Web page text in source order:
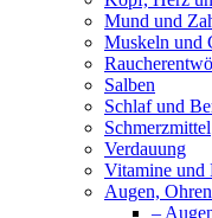
Mund und
Muskeln und
Salben
Schlaf und
Schmerzmittel
Verdauung
Vitamine und
Augen,
–